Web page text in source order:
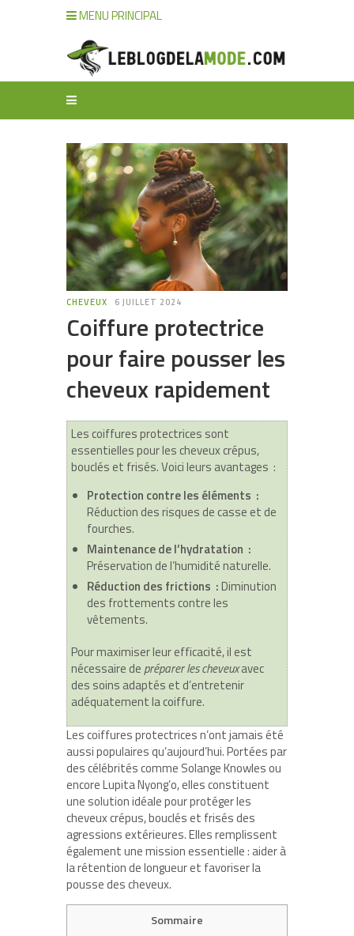
MENU PRINCIPAL
CHEVEUX 6 JUILLET 2024
Coiffure protectrice
pour faire pousser les
cheveux rapidement
Les coiffures protectrices sont
essentielles pour les cheveux crépus,
bouclés et frisés. Voici leurs avantages :
Protection contre les éléments :
Réduction des risques de casse et de
fourches.
Maintenance de l’hydratation :
Préservation de l’humidité naturelle.
Réduction des frictions :Diminution
des frottements contre les
vêtements.
Pour maximiser leur efficacité, il est
nécessaire de préparer les cheveuxavec
des soins adaptés et d’entretenir
adéquatement la coiffure.
Les coiffures protectrices n’ont jamais été
aussi populaires qu’aujourd’hui. Portées par
des célébrités comme Solange Knowles ou
encore Lupita Nyong’o, elles constituent
une solution idéale pour protéger les
cheveux crépus, bouclés et frisés des
agressions extérieures. Elles remplissent
également une mission essentielle : aider à
la rétention de longueur et favoriser la
pousse des cheveux.
Sommaire